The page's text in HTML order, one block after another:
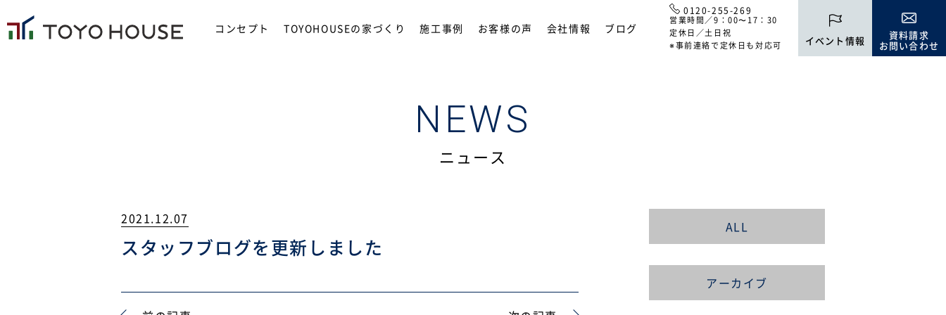
コンセプト TOYOHOUSEの家づくり 施工事例 お客様の声 会社情報 ブログ
0120-255-269
営業時間／9：00〜17：30
定休日／土日祝
※事前連絡で定休日も対応可
イベント情報 資料請求
お問い合わせ
NEWS
ニュース
2021.12.07
スタッフブログを更新しました
ALL
アーカイブ